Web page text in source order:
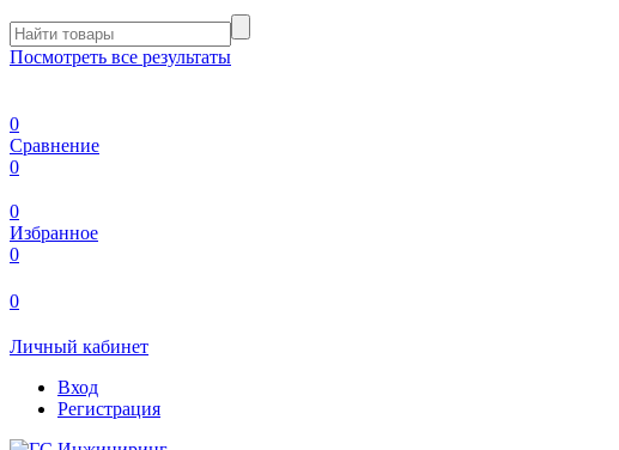
Посмотреть все результаты
0
Сравнение
0
0
Избранное
0
0
Личный кабинет
Вход
Регистрация